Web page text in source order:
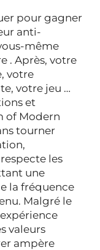
pour gagner
anti-
même
. Après, votre
votre
votre jeu …
et
of Modern
tourner
les
une
la fréquence
Malgré le
valeurs
ampère